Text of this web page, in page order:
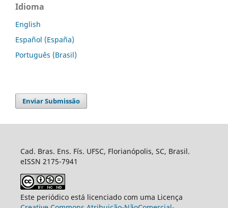
Idioma
English
Español (España)
Português (Brasil)
Enviar Submissão
Cad. Bras. Ens. Fís. UFSC, Florianópolis, SC, Brasil.
eISSN 2175-7941
Este periódico está licenciado com uma Licença